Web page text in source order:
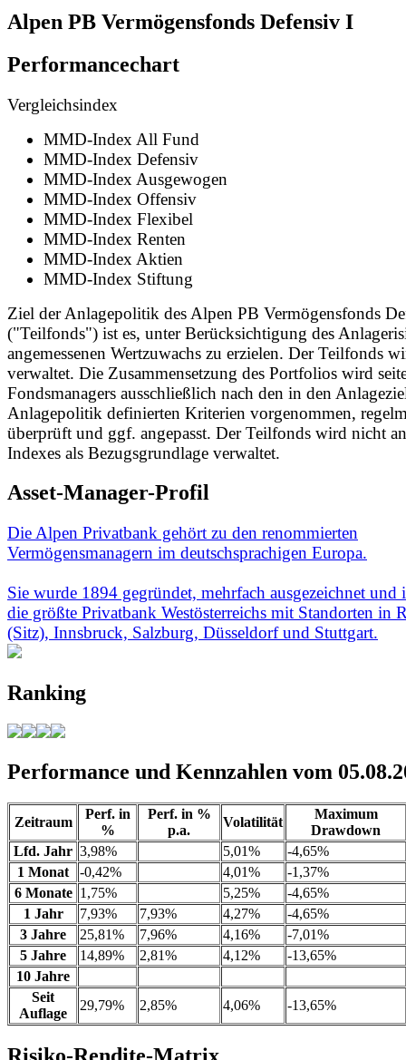
Alpen PB Vermögensfonds Defensiv I
Performancechart
Vergleichsindex
MMD-Index All Fund
MMD-Index Defensiv
MMD-Index Ausgewogen
MMD-Index Offensiv
MMD-Index Flexibel
MMD-Index Renten
MMD-Index Aktien
MMD-Index Stiftung
Ziel der Anlagepolitik des Alpen PB Vermögensfonds
("Teilfonds") ist es, unter Berücksichtigung des
angemessenen Wertzuwachs zu erzielen. Der Teilfonds
verwaltet. Die Zusammensetzung des Portfolios wird
Fondsmanagers ausschließlich nach den in den
Anlagepolitik definierten Kriterien vorgenommen,
überprüft und ggf. angepasst. Der Teilfonds wird nicht
Indexes als Bezugsgrundlage verwaltet.
Asset-Manager-Profil
Die Alpen Privatbank gehört zu den renommierten
Vermögensmanagern im deutschsprachigen Europa.
Sie wurde 1894 gegründet, mehrfach ausgezeichnet und
die größte Privatbank Westösterreichs mit Standorten in
(Sitz), Innsbruck, Salzburg, Düsseldorf und Stuttgart.
Ranking
Performance und Kennzahlen vom
Zeitraum
Perf. in
%
Perf. in %
p.a.
Volatilität
Maximum
Drawdown
Lfd. Jahr 3,98% 5,01%
-4,65%
1 Monat
-0,42% 4,01%
-1,37%
6 Monate 1,75% 5,25%
-4,65%
1 Jahr
7,93% 7,93% 4,27%
-4,65%
3 Jahre
25,81% 7,96% 4,16%
-7,01%
5 Jahre
14,89% 2,81% 4,12%
-13,65%
10 Jahre
Seit
Auflage
29,79% 2,85% 4,06% -13,65%